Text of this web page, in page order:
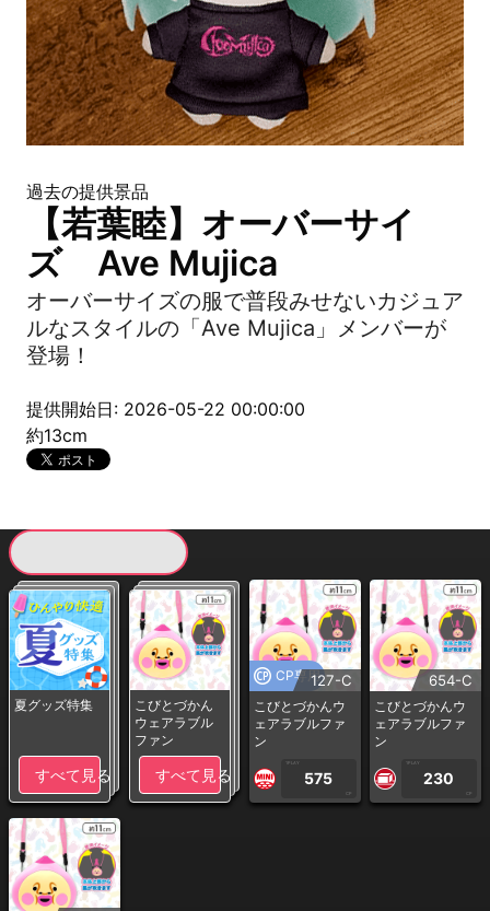
過去の提供景品
【若葉睦】オーバーサイ
ズ Ave Mujica
オーバーサイズの服で普段みせないカジュア
ルなスタイルの「Ave Mujica」メンバーが
登場！
提供開始日: 2026-05-22 00:00:00
約13cm
夏グッズ特集
すべて見る
こびとづかん
ウェアラブル
ファン
すべて見る
CP専用127-C
こびとづかんウ
ェアラブルファ
ン
1PLAY
575
CP
654-C
こびとづかんウ
ェアラブルファ
ン
1PLAY
230
CP